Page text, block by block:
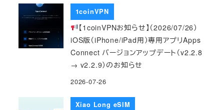
1coinVPN
【1coinVPNお知らせ】（2026/07/26）
iOS版（iPhone/iPad用）専用アプリApps
Connect バージョンアップデート（v2.2.8
→ v2.2.9）のお知らせ
2026-07-26
Xiao Long eSIM